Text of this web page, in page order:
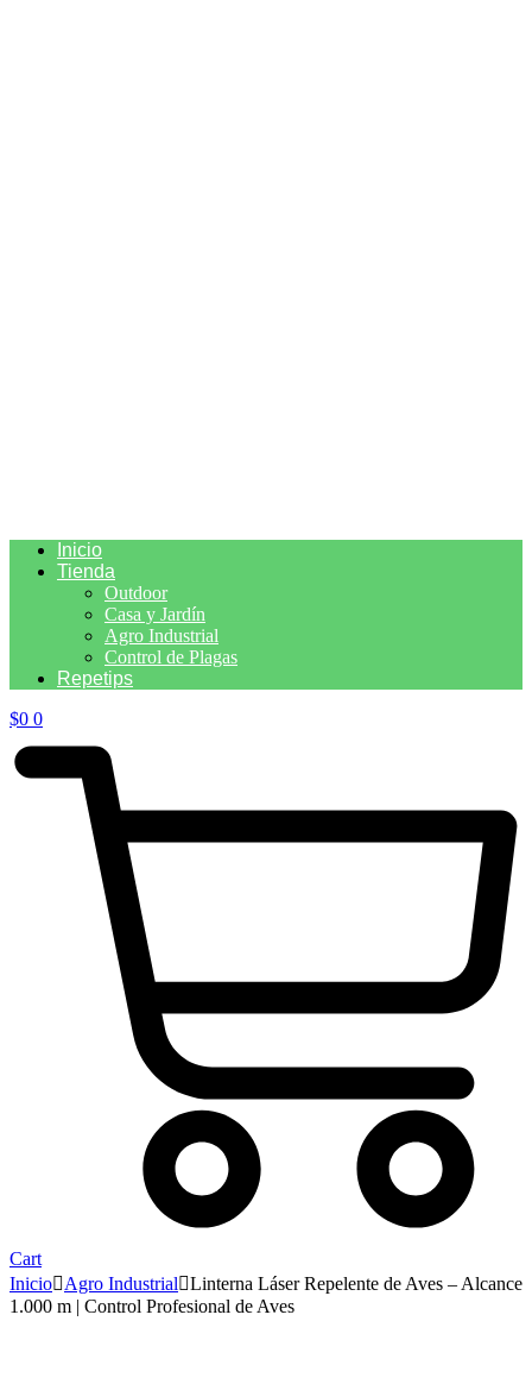
Inicio
Tienda
Outdoor
Casa y Jardín
Agro Industrial
Control de Plagas
Repetips
$0 0
Cart
Inicio
Agro Industrial
Linterna Láser Repelente de Aves – Alcance
1.000 m | Control Profesional de Aves